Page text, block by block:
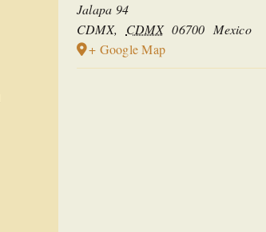
Jalapa 94
CDMX, CDMX 06700 Mexico
+ Google Map